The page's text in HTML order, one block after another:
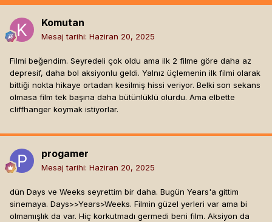
Komutan
Mesaj tarihi: Haziran 20, 2025
Filmi beğendim. Seyredeli çok oldu ama ilk 2 filme göre daha az
depresif, daha bol aksiyonlu geldi. Yalnız üçlemenin ilk filmi olarak
bittiği nokta hikaye ortadan kesilmiş hissi veriyor. Belki son sekans
olmasa film tek başına daha bütünlüklü olurdu. Ama elbette
cliffhanger koymak istiyorlar.
progamer
Mesaj tarihi: Haziran 20, 2025
dün Days ve Weeks seyrettim bir daha. Bugün Years'a gittim
sinemaya. Days>>Years>Weeks. Filmin güzel yerleri var ama bi
olmamışlık da var. Hiç korkutmadı germedi beni film. Aksiyon da